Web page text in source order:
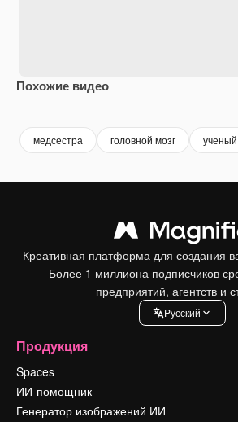
Похожие видео
медсестра головной мозг ученый
Креативная платформа для создания
Более 1 миллиона подписчиков
предприятий, агентств и
Pусский
Продукция
Spaces
ИИ-помощник
Генератор изображений ИИ